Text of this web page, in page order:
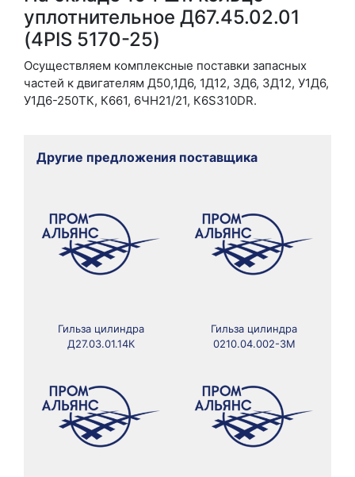
уплотнительное Д67.45.02.01
(4PIS 5170-25)
Осуществляем комплексные поставки запасных
частей к двигателям Д50,1Д6, 1Д12, 3Д6, 3Д12, У1Д6,
У1Д6-250ТК, К661, 6ЧН21/21, К6S310DR.
Другие предложения поставщика
Гильза цилиндра
Д27.03.01.14К
Гильза цилиндра
0210.04.002-3М